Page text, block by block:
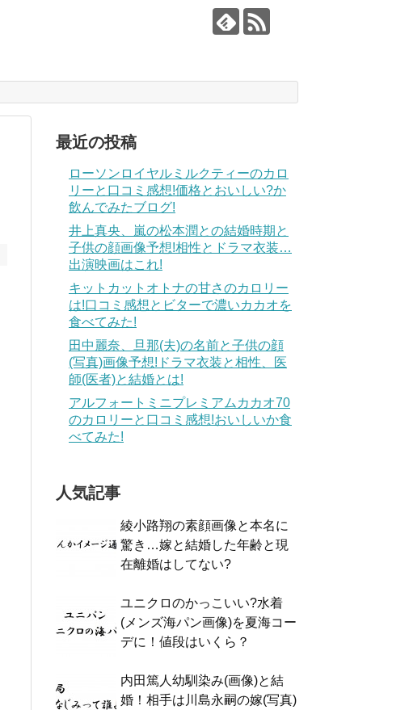
最近の投稿
ローソンロイヤルミルクティーのカロ
リーと口コミ感想!価格とおいしい?か
飲んでみたブログ!
井上真央、嵐の松本潤との結婚時期と
子供の顔画像予想!相性とドラマ衣装…
出演映画はこれ!
キットカットオトナの甘さのカロリー
は!口コミ感想とビターで濃いカカオを
食べてみた!
田中麗奈、旦那(夫)の名前と子供の顔
(写真)画像予想!ドラマ衣装と相性、医
師(医者)と結婚とは!
アルフォートミニプレミアムカカオ70
のカロリーと口コミ感想!おいしいか食
べてみた!
人気記事
綾小路翔の素顔画像と本名に
驚き…嫁と結婚した年齢と現
在離婚はしてない?
ユニクロのかっこいい?水着
(メンズ海パン画像)を夏海コー
デに！値段はいくら？
内田篤人幼馴染み(画像)と結
婚！相手は川島永嗣の嫁(写真)